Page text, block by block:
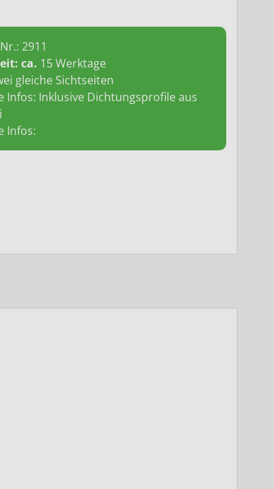
2911
ca. 15 Werktage
gleiche Sichtseiten
Infos: Inklusive Dichtungsprofile aus
Infos: